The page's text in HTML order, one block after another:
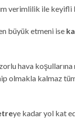
verimlilik ile keyifli
büyük etmeni ise
hava
olmakla kalmaz
ye kadar yol kat